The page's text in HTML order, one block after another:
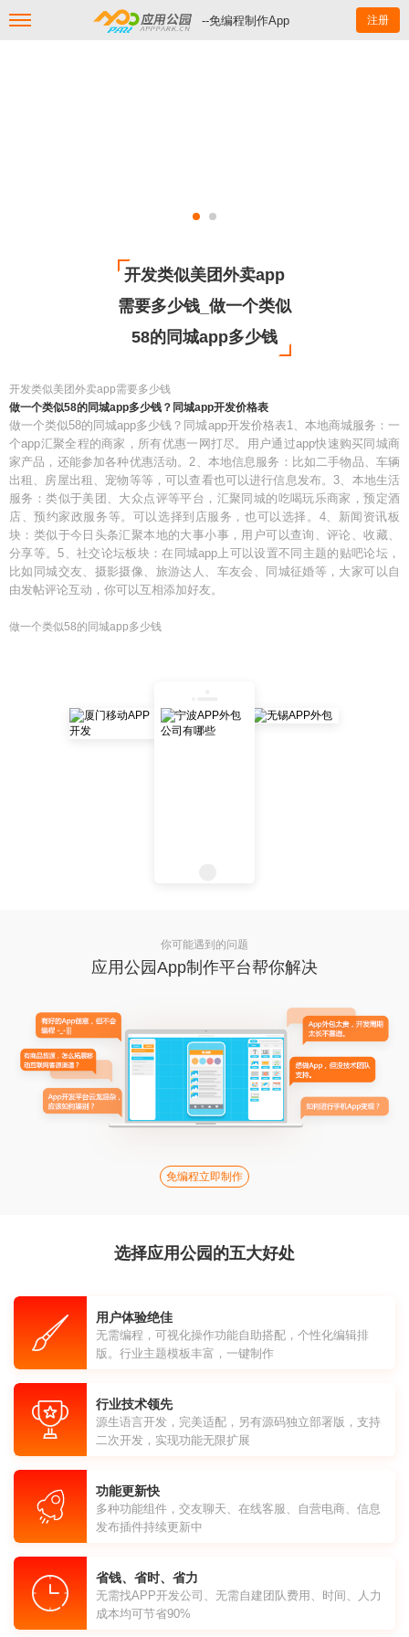
--免编程制作App 注册
开发类似美团外卖app
需要多少钱_做一个类似
58的同城app多少钱
开发类似美团外卖app需要多少钱
做一个类似58的同城app多少钱？同城app开发价格表
做一个类似58的同城app多少钱？同城app开发价格表1、本地商城服务：一
个app汇聚全程的商家，所有优惠一网打尽。用户通过app快速购买同城商
家产品，还能参加各种优惠活动。2、本地信息服务：比如二手物品、车辆
出租、房屋出租、宠物等等，可以查看也可以进行信息发布。3、本地生活
服务：类似于美团、大众点评等平台，汇聚同城的吃喝玩乐商家，预定酒
店、预约家政服务等。可以选择到店服务，也可以选择。4、新闻资讯板
块：类似于今日头条汇聚本地的大事小事，用户可以查询、评论、收藏、
分享等。5、社交论坛板块：在同城app上可以设置不同主题的贴吧论坛，
比如同城交友、摄影摄像、旅游达人、车友会、同城征婚等，大家可以自
由发帖评论互动，你可以互相添加好友。
做一个类似58的同城app多少钱
你可能遇到的问题
应用公园App制作平台帮你解决
免编程立即制作
选择应用公园的五大好处
用户体验绝佳
无需编程，可视化操作功能自助搭配，个性化编辑排
版。行业主题模板丰富，一键制作
行业技术领先
源生语言开发，完美适配，另有源码独立部署版，支持
二次开发，实现功能无限扩展
功能更新快
多种功能组件，交友聊天、在线客服、自营电商、信息
发布插件持续更新中
省钱、省时、省力
无需找APP开发公司、无需自建团队费用、时间、人力
成本均可节省90%